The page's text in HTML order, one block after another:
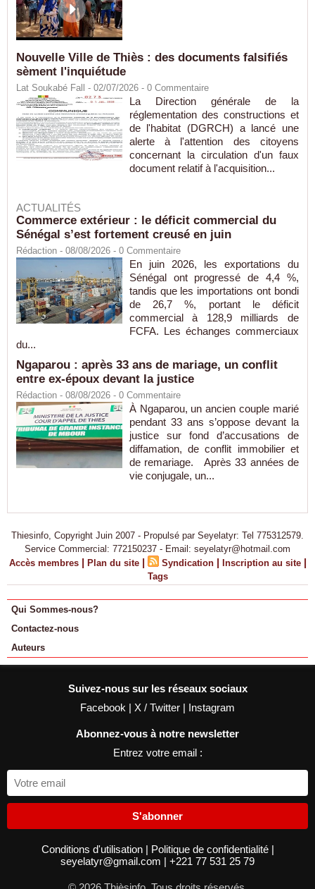
Nouvelle Ville de Thiès : des documents falsifiés
sèment l'inquiétude
Lat Soukabé Fall - 02/07/2026 - 0 Commentaire
La Direction générale de la
réglementation des constructions et
de l'habitat (DGRCH) a lancé une
alerte à l'attention des citoyens
concernant la circulation d'un faux
document relatif à l'acquisition...
ACTUALITÉS
Commerce extérieur : le déficit commercial du
Sénégal s’est fortement creusé en juin
Rédaction - 08/08/2026 - 0 Commentaire
En juin 2026, les exportations du
Sénégal ont progressé de 4,4 %,
tandis que les importations ont bondi
de 26,7 %, portant le déficit
commercial à 128,9 milliards de
FCFA. Les échanges commerciaux
du...
Ngaparou : après 33 ans de mariage, un conflit
entre ex-époux devant la justice
Rédaction - 08/08/2026 - 0 Commentaire
À Ngaparou, un ancien couple marié
pendant 33 ans s’oppose devant la
justice sur fond d’accusations de
diffamation, de conflit immobilier et
de remariage. Après 33 années de
vie conjugale, un...
Thiesinfo, Copyright Juin 2007 - Propulsé par Seyelatyr: Tel 775312579.
Service Commercial: 772150237 - Email: seyelatyr@hotmail.com
Accès membres | Plan du site | Syndication | Inscription au site |
Tags
Qui Sommes-nous?
Contactez-nous
Auteurs
Suivez-nous sur les réseaux sociaux
Facebook | X / Twitter | Instagram
Abonnez-vous à notre newsletter
Entrez votre email :
S'abonner
Conditions d'utilisation | Politique de confidentialité |
seyelatyr@gmail.com | +221 77 531 25 79